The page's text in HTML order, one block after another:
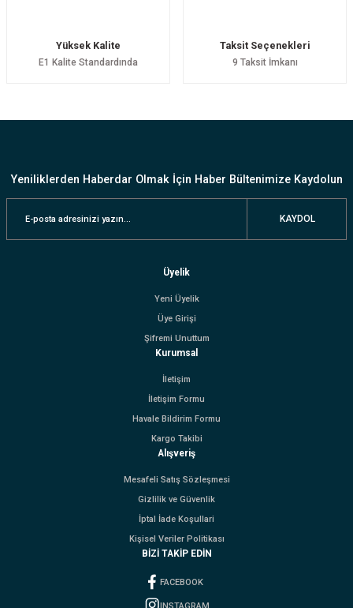
Yüksek Kalite
E1 Kalite Standardında
Taksit Seçenekleri
9 Taksit İmkanı
Yeniliklerden Haberdar Olmak İçin Haber Bültenimize Kaydolun
KAYDOL
Üyelik
Yeni Üyelik
Üye Girişi
Şifremi Unuttum
Kurumsal
İletişim
İletişim Formu
Havale Bildirim Formu
Kargo Takibi
Alışveriş
Mesafeli Satış Sözleşmesi
Gizlilik ve Güvenlik
İptal İade Koşullari
Kişisel Veriler Politikası
BİZİ TAKİP EDİN
FACEBOOK
INSTAGRAM